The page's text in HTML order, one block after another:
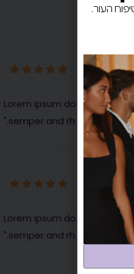
"Lorem ipsum dolor si amet
semper and rhoncus nec.
"Lorem ipsum dolor si amet
semper and rhoncus nec.